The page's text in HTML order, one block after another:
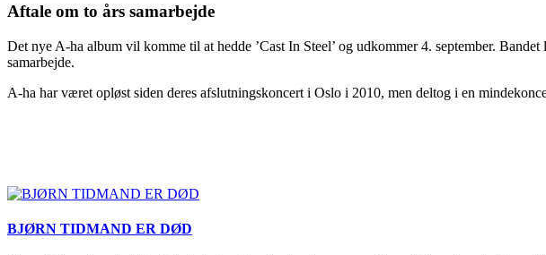
Aftale om to års samarbejde
Det nye A-ha album vil komme til at hedde ’Cast In Steel’ og udkommer 4. september.
samarbejde.
A-ha har været opløst siden deres afslutningskoncert i Oslo i 2010, men deltog i en
BJØRN TIDMAND ER DØD